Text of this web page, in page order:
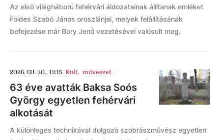
Az első világháború fehérvári áldozatainak állítanak emléket
Földes Szabó János oroszlánjai, melyek felállításának
befejezése már Bory Jenő vezetésével valósult meg.
2026. 03. 30., 13:15 Kult, művészet
63 éve avatták Baksa Soós
György egyetlen fehérvári
alkotását
A különleges technikával dolgozó szobrászművész egyetlen